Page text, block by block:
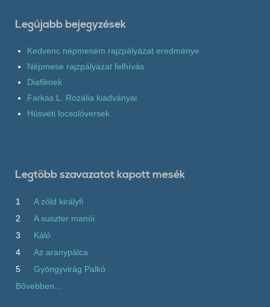
Legújabb bejegyzések
Kedvenc népmesém rajzpályázat eredménye
Népmese rajzpályázat felhívás
Diafilmek
Farkas L. Rozália kiadványai
Húsvéti locsolóversek
Legtöbb szavazatot kapott mesék
1
A zöld királyfi
2
A suszter manói
3
Káló
4
Az aranypálca
5
Gyöngyvirág Palkó
Bővebben...